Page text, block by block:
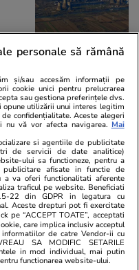
Fanatik.ro
personale să rămână
și/sau accesăm informații pe
cookie unici pentru prelucrarea
sau gestiona preferințele dvs.
utilizării unui interes legitim
confidențialitate. Aceste alegeri
vă vor afecta navigarea. Mai
si agentiile de publicitate
de servicii de date analitice)
ului sa functioneze, pentru a
publicitare afisate in functie de
a va oferi functionalitati aferente
traficul pe website. Beneficiati
22 din GDPR in legatura cu
Aceste drepturi pot fi exercitate
pe “ACCEPT TOATE”, acceptati
care implica inclusiv acceptul
de catre Vendor-ii cu
SA MODIFIC SETARILE
in mod individual, mai putin
functionarea website-ului.